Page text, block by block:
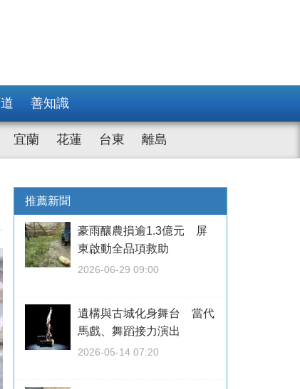
善知識
宜蘭 花蓮 台東 離島
推薦新聞
豪雨釀農損逾1.3億元 屏
東啟動全品項救助
2026-06-29 09:00
遺構與古城化身舞台 當代
馬戲、舞蹈接力演出
2026-05-14 07:20